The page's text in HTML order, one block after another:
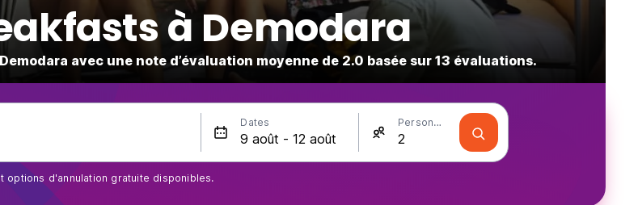
à Demodara
avec une note d’évaluation moyenne de 2.0 basée sur 13 évaluations.
Dates Personnes
options d'annulation gratuite disponibles.